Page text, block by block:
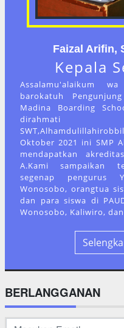
Faizal Arifin,
Kepala
Assalamu'alaikum
barokatuh
Madina Boarding
Oktober 2021 ini SMP
mendapatkan
A.Kami sampaikan
segenap pengurus
Wonosobo, orangtua
dan para siswa di
Wonosobo, Kaliwiro,
BERLANGGANAN